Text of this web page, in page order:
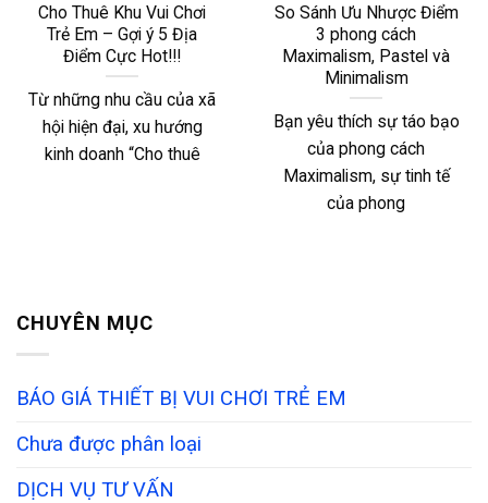
Cho Thuê Khu Vui Chơi
Trẻ Em – Gợi ý 5 Địa
Điểm Cực Hot!!!
Từ những nhu cầu của xã
hội hiện đại, xu hướng
kinh doanh “Cho thuê
So Sánh Ưu Nhược Điểm
3 phong cách
Maximalism, Pastel và
Minimalism
Bạn yêu thích sự táo bạo
của phong cách
Maximalism, sự tinh tế
của phong
CHUYÊN MỤC
BÁO GIÁ THIẾT BỊ VUI CHƠI TRẺ EM
Chưa được phân loại
DỊCH VỤ TƯ VẤN